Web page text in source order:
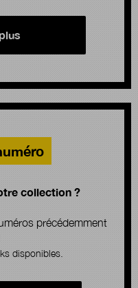
collection ?
précédemment
disponibles.